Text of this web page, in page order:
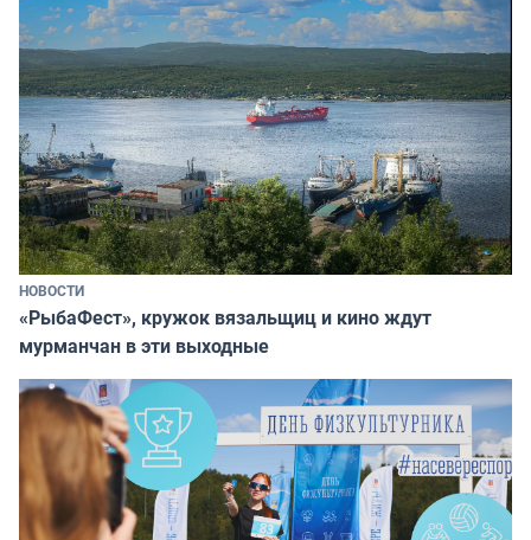
НОВОСТИ
«РыбаФест», кружок вязальщиц и кино ждут
мурманчан в эти выходные